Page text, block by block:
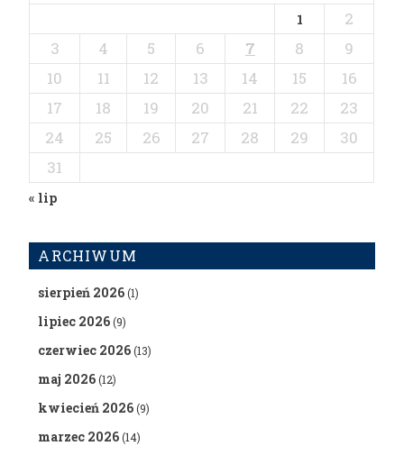
1
2
3
4 5 6 7 8
9
10
11 12 13 14 15
16
17
18 19 20 21 22
23
24
25 26 27 28 29
30
31
« lip
ARCHIWUM
sierpień 2026(1)
lipiec 2026(9)
czerwiec 2026(13)
maj 2026(12)
kwiecień 2026(9)
marzec 2026(14)